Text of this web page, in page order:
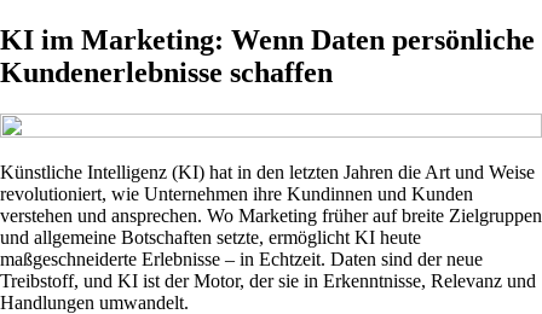
KI im Marketing: Wenn Daten persönliche
Kundenerlebnisse schaffen
Künstliche Intelligenz (KI) hat in den letzten Jahren die Art und Weise
revolutioniert, wie Unternehmen ihre Kundinnen und Kunden
verstehen und ansprechen. Wo Marketing früher auf breite Zielgruppen
und allgemeine Botschaften setzte, ermöglicht KI heute
maßgeschneiderte Erlebnisse – in Echtzeit. Daten sind der neue
Treibstoff, und KI ist der Motor, der sie in Erkenntnisse, Relevanz und
Handlungen umwandelt.